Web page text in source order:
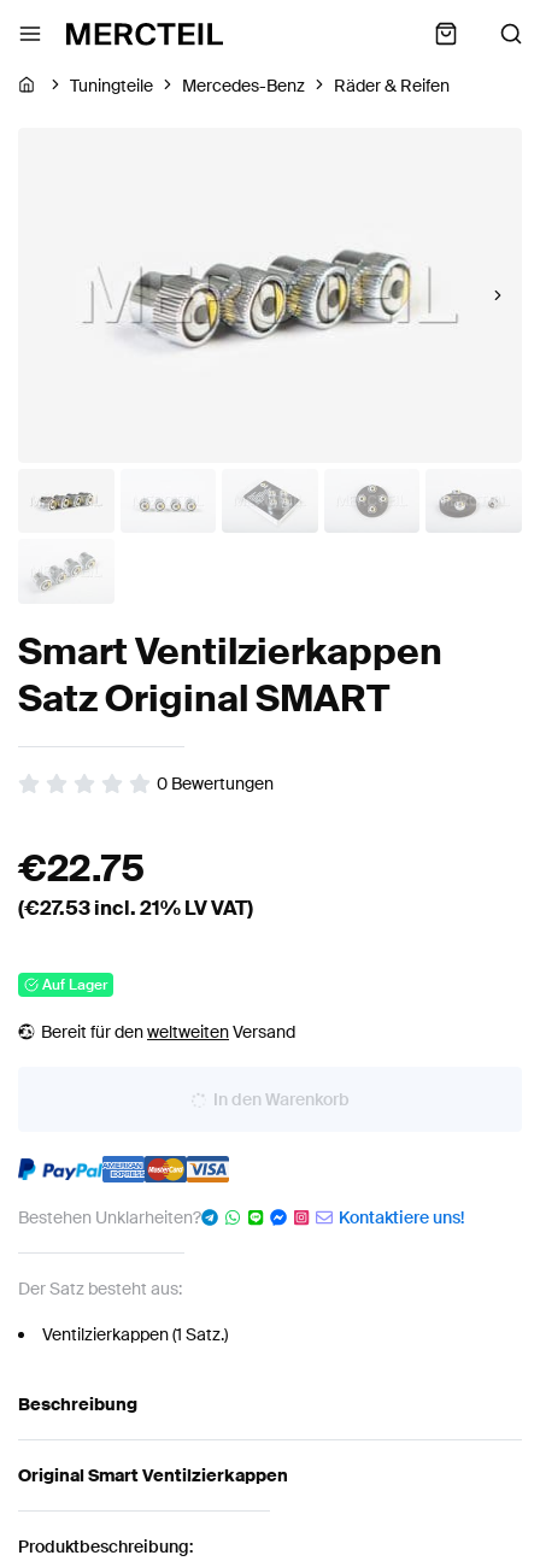
Tuningteile Mercedes-Benz Räder & Reifen
Smart Ventilzierkappen
Satz Original SMART
0 Bewertungen
€22.75
(€27.53incl. 21% LV VAT)
Auf Lager
Bereit für denweltweitenVersand
In den Warenkorb
Bestehen Unklarheiten? Kontaktiere uns!
Der Satz besteht aus:
Ventilzierkappen (1 Satz.)
Beschreibung
Original Smart Ventilzierkappen
Produktbeschreibung: